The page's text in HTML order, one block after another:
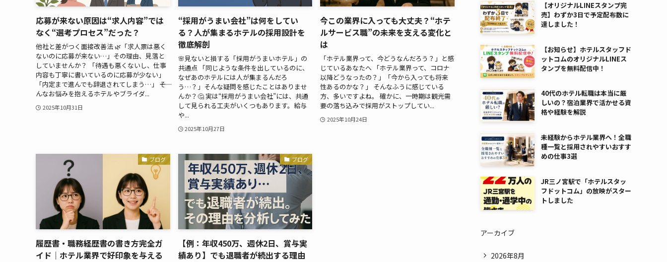
応募が来ない原因は“求人内容”では
なく“選考プロセス”だった？
他社と差がつく面接改善法 🌿「求人票は悪く
ないのに応募が来ない…」その理由、見落と
していませんか？ 「待遇も悪くないし、仕事
内容も丁寧に書いているのに応募が少ない」
「内定まで進んでも辞退されてしまう…」 ――そ
んなお悩みを抱えるホテルやブライダ...
2025年10月31日
“採用がうまい会社”は何をしてい
る？人が集まるホテルの採用設計を
徹底解剖
🌸見ないと損する「採用がうまいホテル」の
共通点 「同じような条件を出しているのに、
なぜあのホテルには人が集まるんだろ
う…？」そんな疑問を感じたことはありませ
んか？🤔 実は“採用がうまい会社”には、共通
して見られる工夫がいくつもあります。給与
や...
2025年10月27日
今この業界に入っても大丈夫？“ホテ
ルサービス職”の未来を支える変化と
は
「ホテル業界って、今どうなんだろう？」と感
じているあなたへ 「ホテル業界って、コロナ
以降どうなったの？」「今から入っても将来
性あるのかな？」 そんなふうに感じている
方、多いですよね。 確かに、一時期は観光需
要の落ち込みで採用がストップしてい...
2025年10月24日
ブログ
履歴書・職務経歴書の書き方完全ガ
イド｜ホテル業界で好印象を与える
ブログ
【例：年収450万、週休2日、賞与実
績あり】でも退職者が続出する理由
【オリジナルLINEスタンプ完
売】わずか3日で予定配布数に
達しました！
【お知らせ】ホテルスタッフド
ットコムのオリジナルLINEス
タンプを無料配信中！
40代のホテル転職は本当に厳
しいの？宿泊業界で活かせる資
格や経験を解説
未経験からホテル業界へ！全職
種一覧と採用されやすいおすす
めの仕事3選
JR三ノ宮駅で「ホテルスタッ
フドットコム」の放映がスター
トしました
アーカイブ
2026年8月